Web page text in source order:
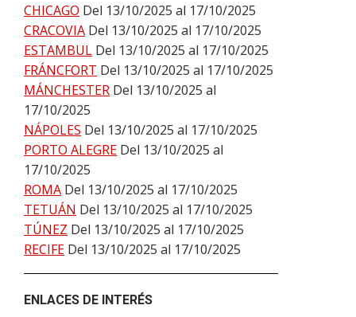
CHICAGO Del 13/10/2025 al 17/10/2025
CRACOVIA Del 13/10/2025 al 17/10/2025
ESTAMBUL Del 13/10/2025 al 17/10/2025
FRÁNCFORT Del 13/10/2025 al 17/10/2025
MÁNCHESTER Del 13/10/2025 al
17/10/2025
NÁPOLES Del 13/10/2025 al 17/10/2025
PORTO ALEGRE Del 13/10/2025 al
17/10/2025
ROMA Del 13/10/2025 al 17/10/2025
TETUÁN Del 13/10/2025 al 17/10/2025
TÚNEZ Del 13/10/2025 al 17/10/2025
RECIFE Del 13/10/2025 al 17/10/2025
ENLACES DE INTERÉS